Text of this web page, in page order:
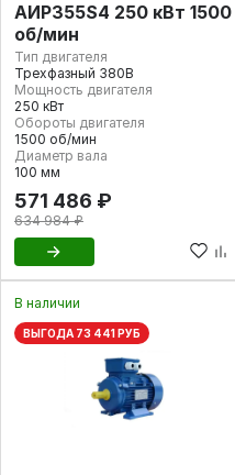
АИР355S4 250 кВт 1500
об/мин
Тип двигателя
Трехфазный 380В
Мощность двигателя
250 кВт
Обороты двигателя
1500 об/мин
Диаметр вала
100 мм
571 486 ₽
634 984 ₽
В наличии
ВЫГОДА 73 441 РУБ